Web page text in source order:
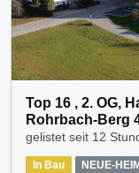
Top 16 , 2. OG,
Rohrbach-Berg
gelistet seit 12
In Bau NEUE-